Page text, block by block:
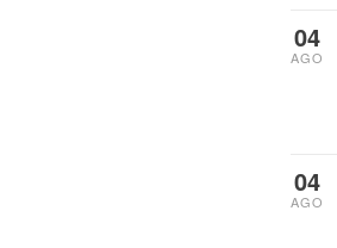
04
AGO
04
AGO